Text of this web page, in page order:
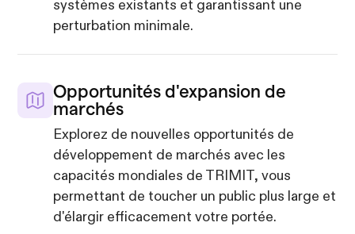
systèmes existants et garantissant une
perturbation minimale.
Opportunités d'expansion de
marchés
Explorez de nouvelles opportunités de
développement de marchés avec les
capacités mondiales de TRIMIT, vous
permettant de toucher un public plus large et
d'élargir efficacement votre portée.